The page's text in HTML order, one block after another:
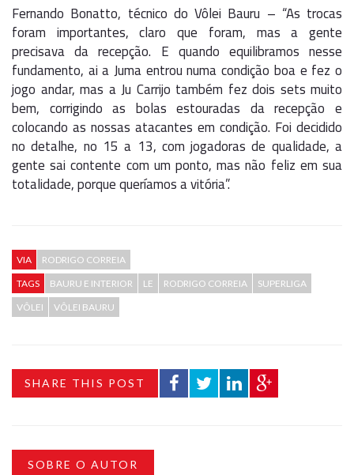
Fernando Bonatto, técnico do Vôlei Bauru – “As trocas
foram importantes, claro que foram, mas a gente
precisava da recepção. E quando equilibramos nesse
fundamento, ai a Juma entrou numa condição boa e fez o
jogo andar, mas a Ju Carrijo também fez dois sets muito
bem, corrigindo as bolas estouradas da recepção e
colocando as nossas atacantes em condição. Foi decidido
no detalhe, no 15 a 13, com jogadoras de qualidade, a
gente sai contente com um ponto, mas não feliz em sua
totalidade, porque queríamos a vitória”.
VIA
RODRIGO CORREIA
TAGS
BAURU E INTERIOR LE RODRIGO CORREIA
SUPERLIGA
VÔLEI
VÔLEI BAURU
SHARE THIS POST
SOBRE O AUTOR